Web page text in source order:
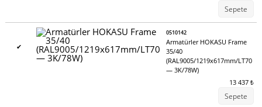
Sepete
✔
0510142
Armatürler HOKASU Frame
35/40
(RAL9005/1219x617mm/LT70
— 3K/78W)
13 437₺
Sepete